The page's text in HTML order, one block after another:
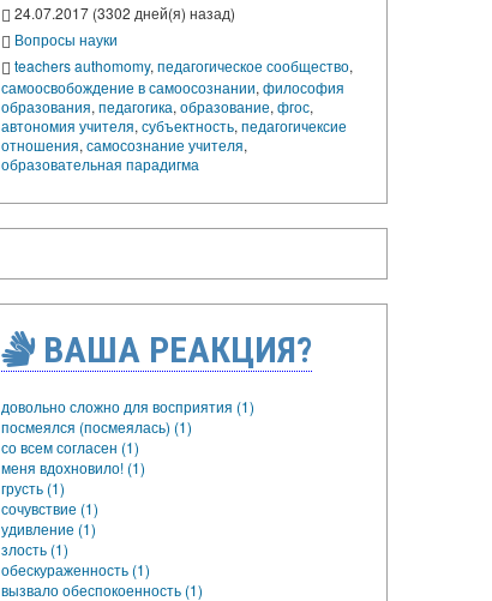
24.07.2017 (3302 дней(я) назад)
Вопросы науки
teachers authomomy, педагогическое сообщество,
самоосвобождение в самоосознании, философия
образования, педагогика, образование, фгос,
автономия учителя, субъектность, педагогичексие
отношения, самосознание учителя,
образовательная парадигма
ВАША РЕАКЦИЯ?
довольно сложно для восприятия (1)
посмеялся (посмеялась) (1)
со всем согласен (1)
меня вдохновило! (1)
грусть (1)
сочувствие (1)
удивление (1)
злость (1)
обескураженность (1)
вызвало обеспокоенность (1)